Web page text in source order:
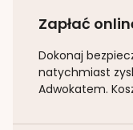
Zapłać
Dokonaj
natychmiast
Adwokatem.